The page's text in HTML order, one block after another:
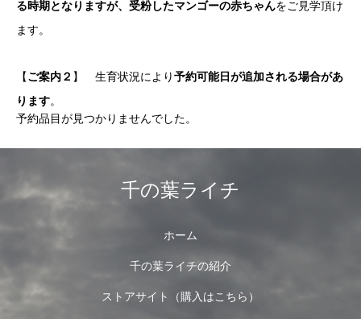
る時期となりますが、受粉したマンゴーの赤ちゃんをご見学頂け
ます。
【ご案内２ 】 生育状況により予約可能日が追加される場合があ
ります。
予約品目が見つかりませんでした。
千の葉ライチ
ホーム
千の葉ライチの紹介
ストアサイト（購入はこちら）